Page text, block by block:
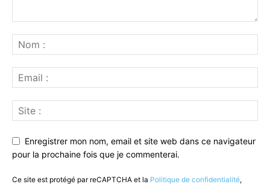
Enregistrer mon nom, email et site web dans ce navigateur
pour la prochaine fois que je commenterai.
Ce site est protégé par reCAPTCHA et la Politique de confidentialité,